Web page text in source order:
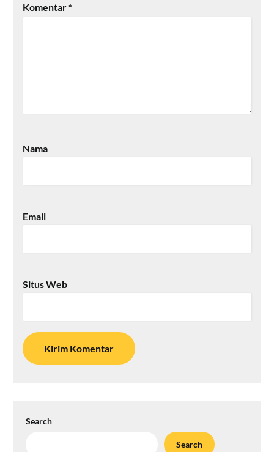
Komentar*
Nama
Email
Situs Web
Search
Search